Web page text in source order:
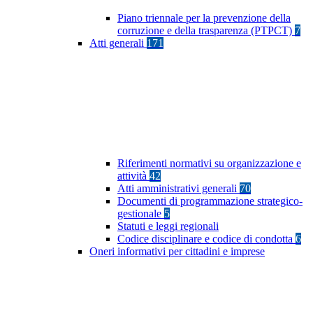
Piano triennale per la prevenzione della
corruzione e della trasparenza (PTPCT) 7
Atti generali 171
Riferimenti normativi su organizzazione e
attività 42
Atti amministrativi generali 70
Documenti di programmazione strategico-
gestionale 5
Statuti e leggi regionali
Codice disciplinare e codice di condotta 6
Oneri informativi per cittadini e imprese